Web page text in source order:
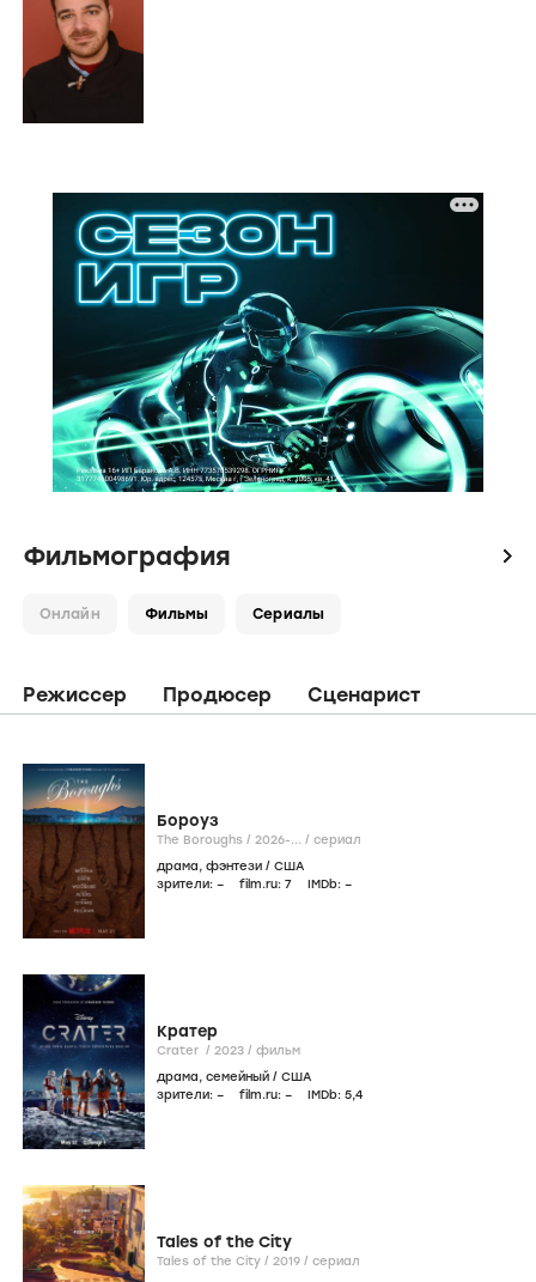
Фильмография icon
Онлайн Фильмы Сериалы
Режиссер Продюсер Сценарист
Бороуз
The Boroughs / 2026-... / сериал
драма, фэнтези / США
зрители: – film.ru: 7 IMDb: –
Кратер
Crater / 2023 / фильм
драма, семейный / США
зрители: – film.ru: – IMDb: 5,4
Tales of the City
Tales of the City / 2019 / сериал